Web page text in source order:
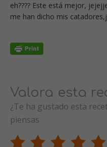
eh???? Este está mejor,
me han dicho mis
Valora esta
¿Te ha gustado esta
piensas